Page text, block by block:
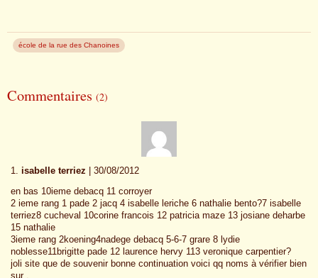
école de la rue des Chanoines
Commentaires (2)
1. isabelle terriez
| 30/08/2012
en bas 10ieme debacq 11 corroyer
2 ieme rang 1 pade 2 jacq 4 isabelle leriche 6 nathalie bento?7 isabelle
terriez8 cucheval 10corine francois 12 patricia maze 13 josiane deharbe
15 nathalie
3ieme rang 2koening4nadege debacq 5-6-7 grare 8 lydie
noblesse11brigitte pade 12 laurence hervy 113 veronique carpentier?
joli site que de souvenir bonne continuation voici qq noms à vérifier bien
sur .